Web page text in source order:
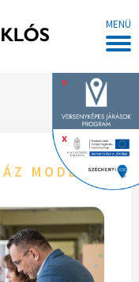
MENÜ
x
x
MODELL